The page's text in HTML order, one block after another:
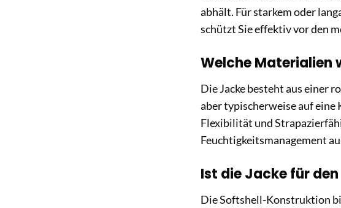
abhält. Für starkem oder
schützt Sie effektiv vor den
Welche Materialien
Die Jacke besteht aus einer
aber typischerweise auf
Flexibilität und
Feuchtigkeitsmanagement
Ist die Jacke für
Die Softshell-Konstruktion